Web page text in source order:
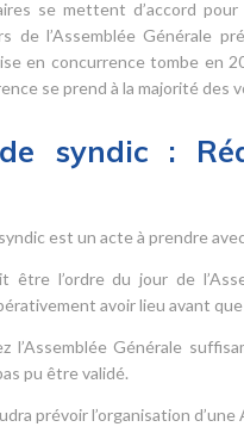
se mettent d’accord
de l’Assemblée Générale
en concurrence tombe en
se prend à la majorité des
syndic :
est un acte à prendre
être l’ordre du jour de
avoir lieu avant
l’Assemblée Générale
pu être validé.
prévoir l’organisation